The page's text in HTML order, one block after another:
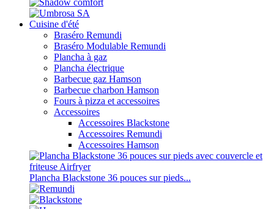
Cuisine d'été
Braséro Remundi
Braséro Modulable Remundi
Plancha à gaz
Plancha électrique
Barbecue gaz Hamson
Barbecue charbon Hamson
Fours à pizza et accessoires
Accessoires
Accessoires Blackstone
Accessoires Remundi
Accessoires Hamson
Plancha Blackstone 36 pouces sur pieds...